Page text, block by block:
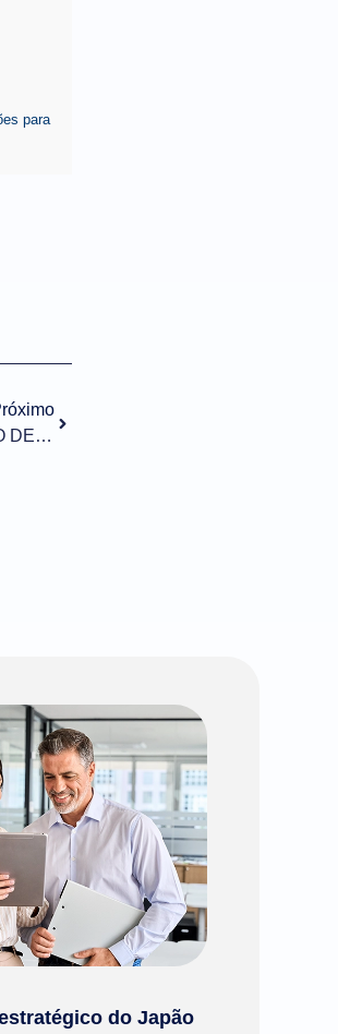
para
RESOLUÇÃO GECEX Nº 230, DE 20 DE AGOSTO DE 2021 (DOU de 24/08/2021)
do Japão